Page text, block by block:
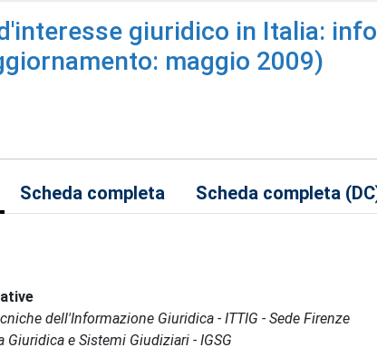
giuridico in Italia:
maggio 2009)
Scheda completa Scheda completa
dell'Informazione Giuridica - ITTIG - Sede Firenze
e Sistemi Giudiziari - IGSG